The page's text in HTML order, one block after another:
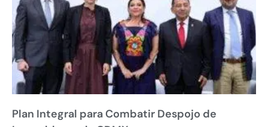
Plan Integral para Combatir Despojo de